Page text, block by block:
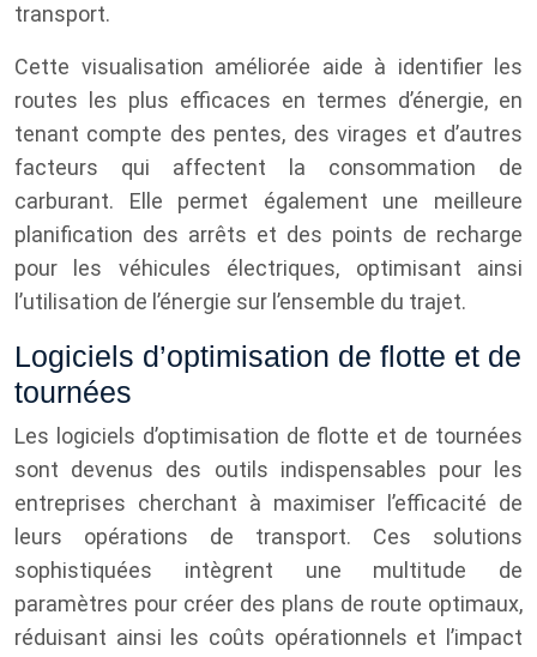
transport.
Cette visualisation améliorée aide à identifier les
routes les plus efficaces en termes d’énergie, en
tenant compte des pentes, des virages et d’autres
facteurs qui affectent la consommation de
carburant. Elle permet également une meilleure
planification des arrêts et des points de recharge
pour les véhicules électriques, optimisant ainsi
l’utilisation de l’énergie sur l’ensemble du trajet.
Logiciels d’optimisation de flotte et de
tournées
Les logiciels d’optimisation de flotte et de tournées
sont devenus des outils indispensables pour les
entreprises cherchant à maximiser l’efficacité de
leurs opérations de transport. Ces solutions
sophistiquées intègrent une multitude de
paramètres pour créer des plans de route optimaux,
réduisant ainsi les coûts opérationnels et l’impact